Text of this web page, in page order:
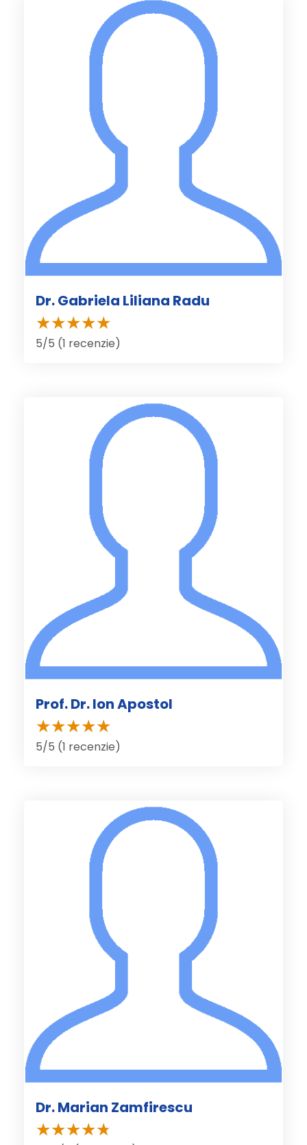
Dr. Gabriela Liliana Radu
5/5 (1 recenzie)
Prof. Dr. Ion Apostol
5/5 (1 recenzie)
Dr. Marian Zamfirescu